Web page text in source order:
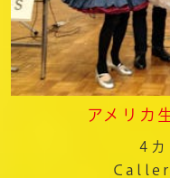
アメリカ
4カ
Caller